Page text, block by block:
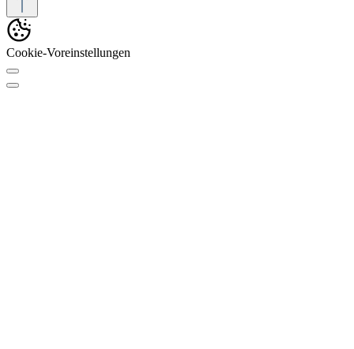
Cookie-Voreinstellungen